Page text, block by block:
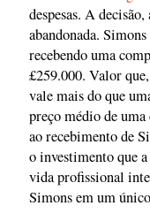
despesas. A
abandonada.
recebendo uma
£259.000. Valor
vale mais do que
preço médio de
ao recebimento de
o investimento que
vida profissional
Simons em um